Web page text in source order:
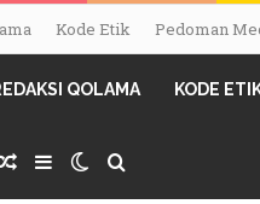
Kode Etik Pedoman
QOLAMA KODE
Random Article
SidebarSwitch skin